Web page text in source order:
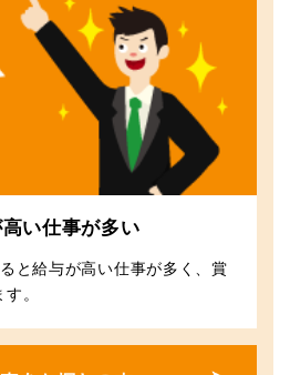
い仕事が多い
と給与が高い仕事が多く、賞
。